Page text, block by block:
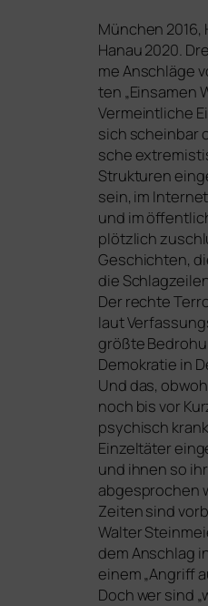
München 2016,
Hanau 2020.
me Anschläge
ten „Einsamen
Vermeintliche
sich schein­bar
sche
Strukturen
sein, im
und im
plötz­lich
Geschichten,
die
Der rech­te
laut
größ­te
Demokratie in
Und das,
noch bis vor
psy­chisch
Einzeltäter
und ihnen so
abge­spro­chen
Zeiten sind
Walter
dem Anschlag
einem „Angriff
Doch wer sind